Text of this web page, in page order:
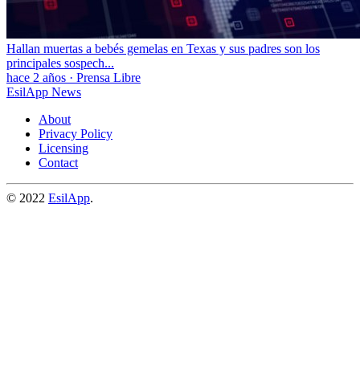
Hallan muertas a bebés gemelas en Texas y sus padres son los
principales sospech...
hace 2 años · Prensa Libre
EsilApp News
About
Privacy Policy
Licensing
Contact
© 2022 EsilApp.